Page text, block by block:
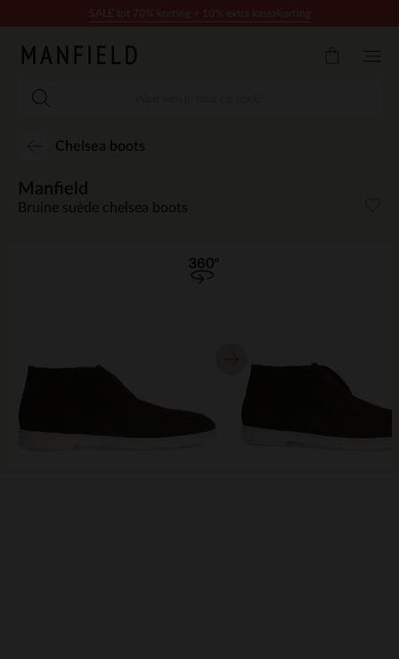
Chelsea boots
Manfield
Bruine suède chelsea boots